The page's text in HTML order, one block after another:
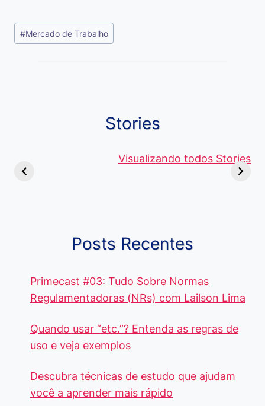
Tags
do
#Mercado de Trabalho
Stories
Visualizando todos Stories
Diferença e
de 5 Centavos
Curso de
Pacote
Posts Recentes
Primecast #03: Tudo Sobre Normas
Regulamentadoras (NRs) com Lailson Lima
Quando usar “etc.”? Entenda as regras de
uso e veja exemplos
Descubra técnicas de estudo que ajudam
você a aprender mais rápido